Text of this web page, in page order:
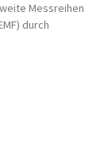
Messreihen
durch